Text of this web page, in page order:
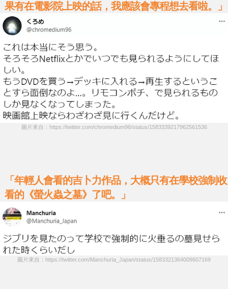
果有在電影院上映的話，我應該會專程想去看啦。」
圖片來自：https://twitter.com/chromedium96/status/1583339217962561536
「年輕人會看的吉卜力作品，大概只有在學校強制收
看的《螢火蟲之墓》了吧。」
圖片來自：https://twitter.com/Manchuria_Japan/status/1583321364009607169